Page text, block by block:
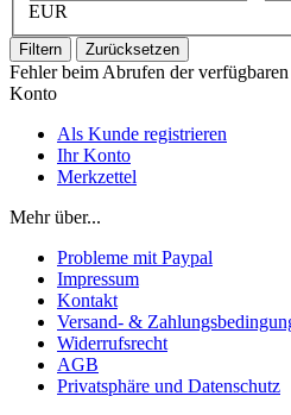
EUR
Filtern Zurücksetzen
Fehler beim Abrufen der
Konto
Als Kunde registrieren
Ihr Konto
Merkzettel
Mehr über...
Probleme mit Paypal
Impressum
Kontakt
Versand- &
Widerrufsrecht
AGB
Privatsphäre und Datenschutz